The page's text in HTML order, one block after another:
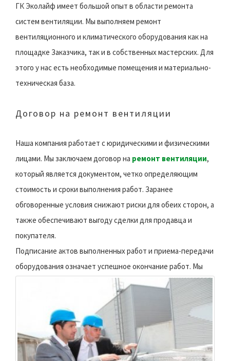
ГК Эколайф имеет большой опыт в области ремонта
систем вентиляции. Мы выполняем ремонт
вентиляционного и климатического оборудования как на
площадке Заказчика, так и в собственных мастерских. Для
этого у нас есть необходимые помещения и материально-
техническая база.
Договор на ремонт вентиляции
Наша компания работает с юридическими и физическими
лицами. Мы заключаем договор на ремонт вентиляции,
который является документом, четко определяющим
стоимость и сроки выполнения работ. Заранее
обговоренные условия снижают риски для обеих сторон, а
также обеспечивают выгоду сделки для продавца и
покупателя.
Подписание актов выполненных работ и приема-передачи
оборудования означает успешное окончание работ. Мы